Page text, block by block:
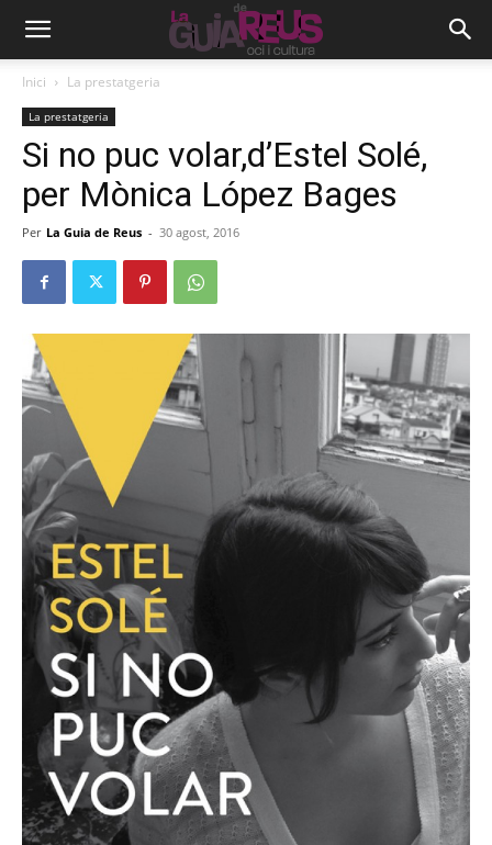
Inici La prestatgeria
La prestatgeria
Si no puc volar,d’Estel Solé,
per Mònica López Bages
Per La Guia de Reus - 30 agost, 2016